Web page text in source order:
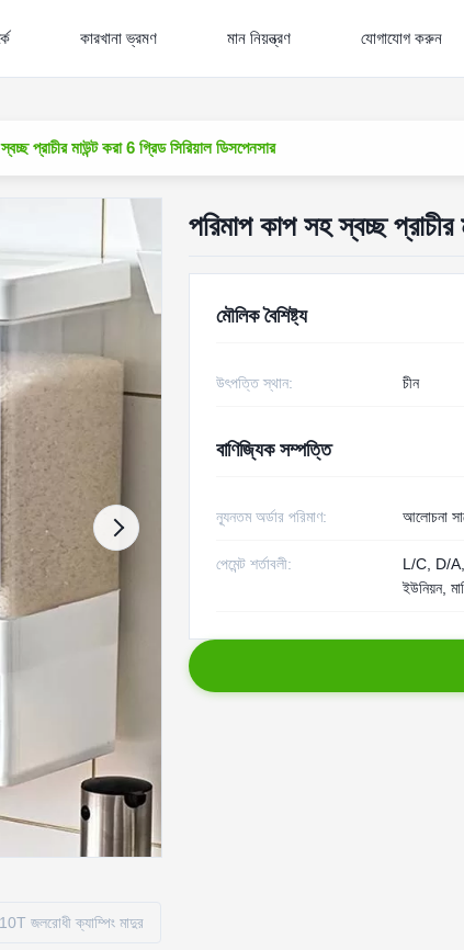
কারখানা ভ্রমণ মান নিয়ন্ত্রণ যোগাযোগ করুন
প্রাচীর মাউন্ট করা 6 গ্রিড সিরিয়াল ডিসপেনসার
পরিমাপ কাপ সহ স্বচ্ছ প্রাচীর
মৌলিক বৈশিষ্ট্য
উৎপত্তি স্থান: চীন
বাণিজ্যিক সম্পত্তি
ন্যূনতম অর্ডার পরিমাণ: আলোচনা
পেমেন্ট শর্তাবলী:
L/C, D/A,
ইউনিয়ন,
জলরোধী ক্যাম্পিং মাদুর